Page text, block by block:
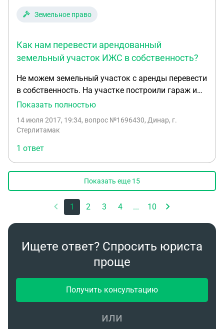
Земельное право
Как нам перевести арендованный
земельный участок ИЖС в собственность?
Не можем земельный участок с аренды перевести
в собственность. На участке построили гараж и
домик 14,5 кв.м. В местной администрации
из за этого не можем перевести в собственность
Показать полностью
14 июля 2017, 19:34, вопрос №1696430, Динар, г.
Стерлитамак
1 ответ
Показать еще 15
1 2 3 4 ... 10
Ищете ответ? Спросить юриста
проще
Получить консультацию
или